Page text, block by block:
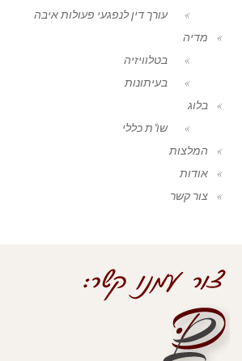
עורך דין לנפגעי פעולות איבה
מדיה
בטלוויזיה
בעיתונות
בלוג
שו"ת כללי
המלצות
אודות
צור קשר